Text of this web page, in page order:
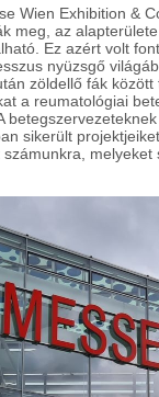
Wien Exhibition &
meg, az
Ez azért volt
nyüzsgő
zöldellő fák
a reumatológiai
sikerült